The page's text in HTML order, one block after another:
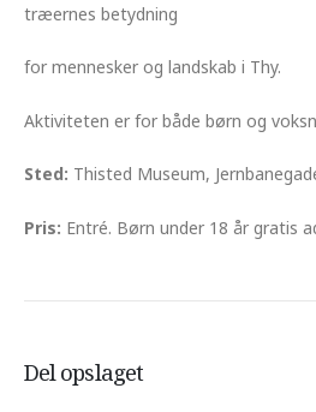
træernes betydning
for mennesker og landskab i Thy.
Aktiviteten er for både børn og
Sted: Thisted Museum,
Pris: Entré. Børn under 18 år gratis
Del opslaget